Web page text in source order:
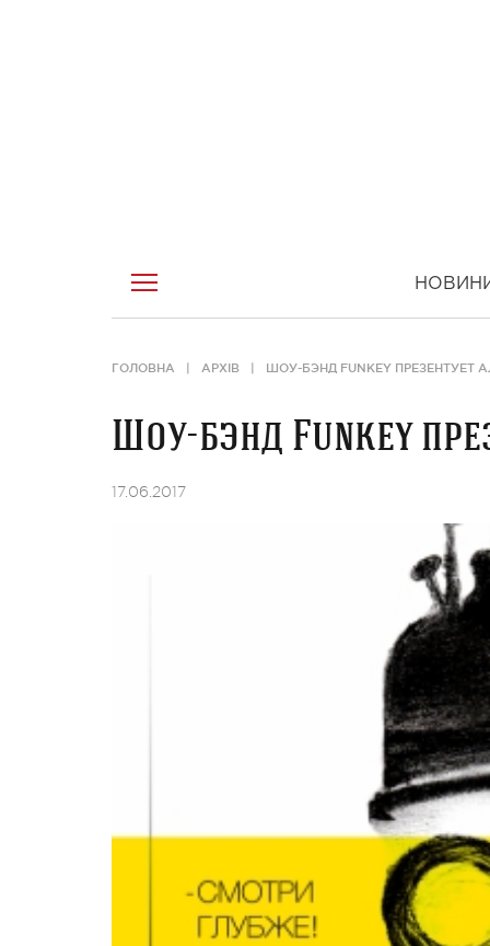
ГОЛОВНА АРХІВ ШОУ-БЭНД FUNKEY ПРЕЗЕНТУЕТ
Шоу-бэнд Funkey
17.06.2017